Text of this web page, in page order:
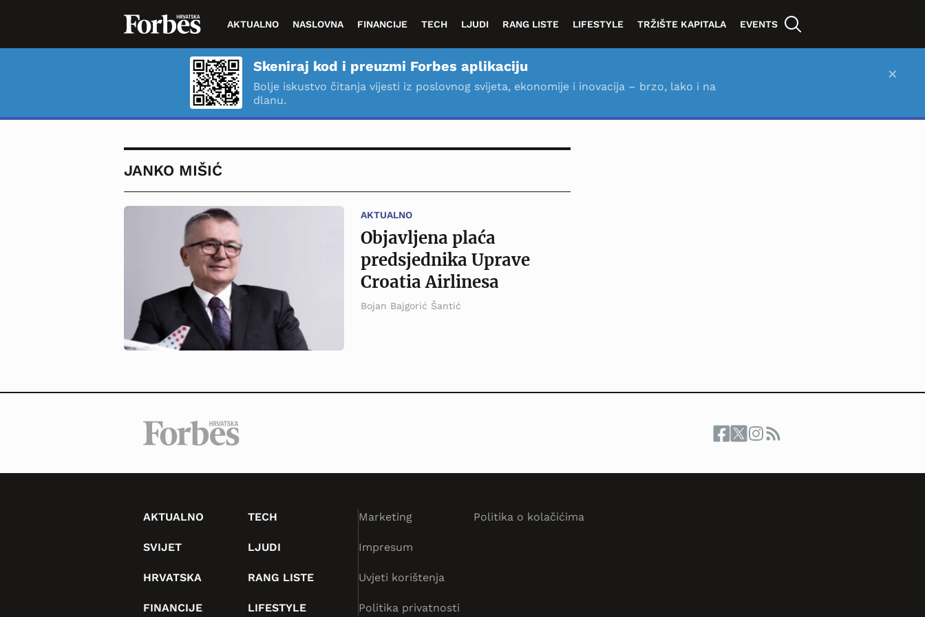
AKTUALNO NASLOVNA FINANCIJE TECH LJUDI RANG LISTE LIFESTYLE TRŽIŠTE KAPITALA EVENTS
Skeniraj kod i preuzmi Forbes aplikaciju
Bolje iskustvo čitanja vijesti iz poslovnog svijeta, ekonomije i inovacija – brzo, lako i na
dlanu.
×
JANKO MIŠIĆ
AKTUALNO
Objavljena plaća
predsjednika Uprave
Croatia Airlinesa
Bojan Bajgorić Šantić
AKTUALNO
SVIJET
HRVATSKA
FINANCIJE
TECH
LJUDI
RANG LISTE
LIFESTYLE
Marketing
Impresum
Uvjeti korištenja
Politika privatnosti
Politika o kolačićima